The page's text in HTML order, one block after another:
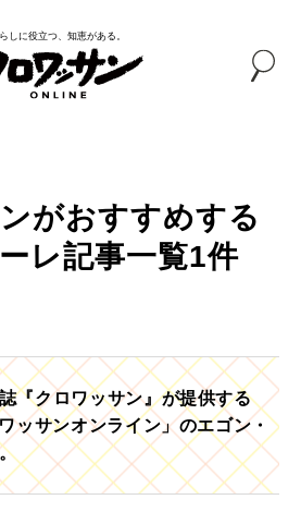
しに役立つ、知恵がある。
がおすすめする
レ記事一覧1件
『クロワッサン』が提供する
ッサンオンライン」のエゴン・